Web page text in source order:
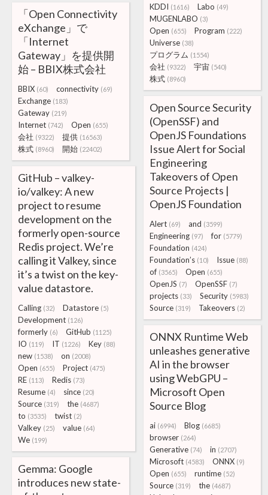
KDDI (1616) Labo (49)
MUGENLABO (3)
Open (655) Program (222)
Universe (38)
プログラム (1554)
会社 (9322) 宇宙 (540)
株式 (8960)
「Open Connectivity
eXchange」で
「Internet
Gateway」を提供開
始 – BBIX株式会社
BBIX (60) connectivity (69)
Exchange (183)
Gateway (219)
Internet (742) Open (655)
会社 (9322) 提供 (16563)
株式 (8960) 開始 (22402)
Open Source Security
(OpenSSF) and
OpenJS Foundations
Issue Alert for Social
Engineering
Takeovers of Open
Source Projects |
OpenJS Foundation
Alert (69) and (3599)
Engineering (97) for (5779)
Foundation (424)
Foundation’s (10) Issue (88)
of (3565) Open (655)
OpenJS (7) OpenSSF (7)
projects (33) Security (5983)
Source (319) Takeovers (2)
GitHub – valkey-
io/valkey: A new
project to resume
development on the
formerly open-source
Redis project. We’re
calling it Valkey, since
it’s a twist on the key-
value datastore.
Calling (32) Datastore (5)
Development (126)
formerly (6) GitHub (1125)
IO (119) IT (1226) Key (88)
new (1538) on (2008)
Open (655) Project (475)
RE (113) Redis (73)
Resume (4) since (20)
Source (319) the (4687)
to (3535) twist (2)
Valkey (25) value (64)
We (199)
ONNX Runtime Web
unleashes generative
AI in the browser
using WebGPU –
Microsoft Open
Source Blog
ai (6994) Blog (6685)
browser (264)
Generative (74) in (2707)
Microsoft (4583) ONNX (9)
Open (655) runtime (52)
Source (319) the (4687)
Gemma: Google
introduces new state-